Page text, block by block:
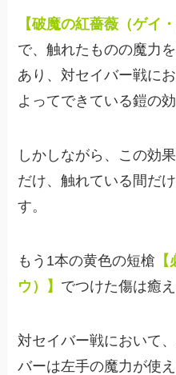
【破魔の紅薔薇（ゲイ
で、触れたものの魔力
あり、対セイバー戦に
よってできている鎧の
しかしながら、この効
だけ、触れている間だ
す。
もう1本の黄色の短槍
ウ）】 でつけた傷は癒
対セイバー戦において
バーは左手の魔力が使